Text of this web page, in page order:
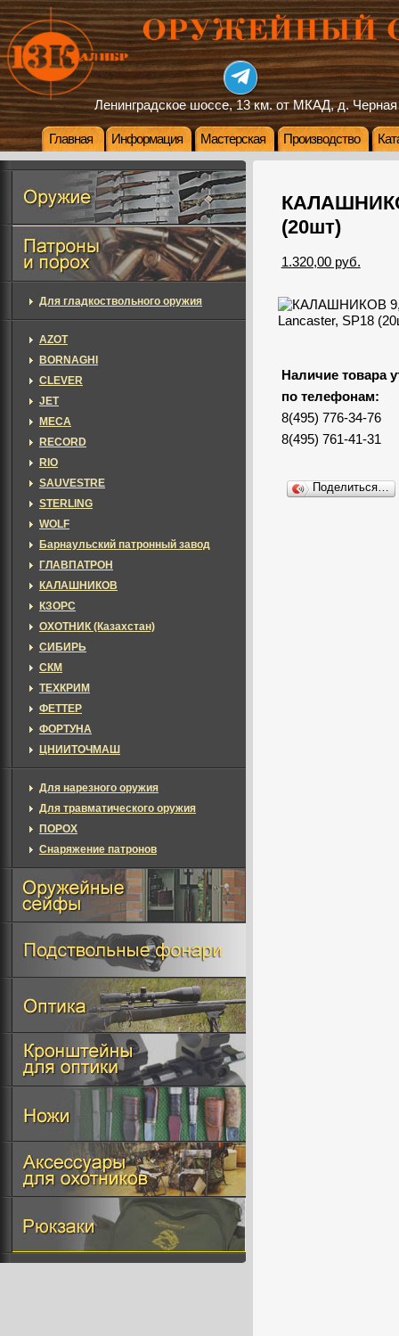
Ленинградское шоссе, 13 км. от МКАД, д. Черная
Главная Информация Мастерская Производство
(20шт)
1.320,00 руб.
Наличие товара
по телефонам:
8(495) 776-34-76
8(495) 761-41-31
Поделиться…
Для гладкоствольного оружия
AZOT
BORNAGHI
CLEVER
JET
MECA
RECORD
RIO
SAUVESTRE
STERLING
WOLF
Барнаульский патронный завод
ГЛАВПАТРОН
КАЛАШНИКОВ
КЗОРС
ОХОТНИК (Казахстан)
СИБИРЬ
СКМ
ТЕХКРИМ
ФЕТТЕР
ФОРТУНА
ЦНИИТОЧМАШ
Для нарезного оружия
Для травматического оружия
ПОРОХ
Снаряжение патронов